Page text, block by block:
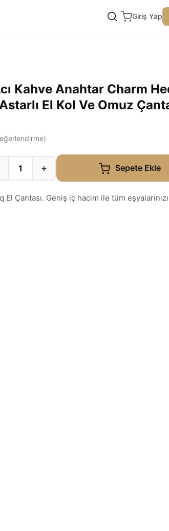
Giriş Yap
Kahve Anahtar Charm
El Kol Ve Omuz
+ Sepete Ekle
El Çantası. Geniş iç hacim ile tüm